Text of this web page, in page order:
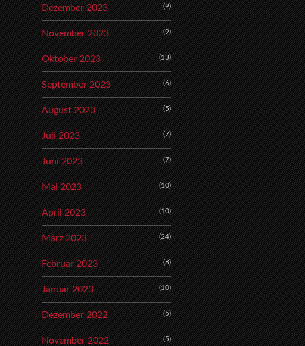
Dezember 2023 (9)
November 2023 (9)
Oktober 2023 (13)
September 2023 (6)
August 2023 (5)
Juli 2023 (7)
Juni 2023 (7)
Mai 2023 (10)
April 2023 (10)
März 2023 (24)
Februar 2023 (8)
Januar 2023 (10)
Dezember 2022 (5)
November 2022 (5)